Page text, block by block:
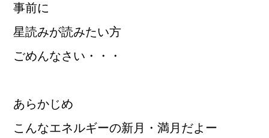
事前に
星読みが読みたい方
ごめんなさい・・・
あらかじめ
こんなエネルギーの新月・満月だよー